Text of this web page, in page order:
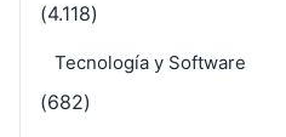
(4.118)
Tecnología y Software
(682)